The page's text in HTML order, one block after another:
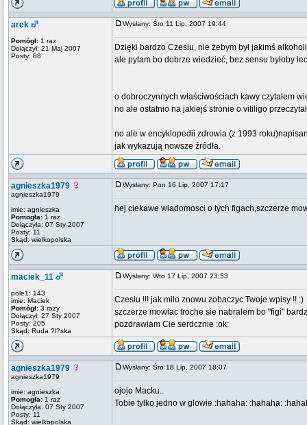
arek
Pomógł: 1 raz
Dołączył: 21 Maj 2007
Posty: 88
Wysłany: Śro 11 Lip, 2007 19:44
Dzięki bardzo Czesiu, nie żebym był jakimś
ale pytam bo dobrze wiedzieć, bez sensu byłoby
o dobroczynnych właściwościach kawy czytałem
no ale ostatnio na jakiejś stronie o vitiligo
no ale w encyklopedii zdrowia (z 1993
jak wykazują nowsze źródła.
agnieszka1979
agnieszka1979
imie: agnieszka
Pomogła: 1 raz
Dołączyła: 07 Sty 2007
Posty: 11
Skąd: wielkopolska
Wysłany: Pon 16 Lip, 2007 17:17
hej ciekawe wiadomosci o tych figach,szczerze
maciek_11
pole1: 143
imie: Maciek
Pomógł: 3 razy
Dołączył: 27 Sty 2007
Posty: 205
Skąd: Ruda ?l?ska
Wysłany: Wto 17 Lip, 2007 23:53
Czesiu !!! jak milo znowu zobaczyc Twoje wpisy !! :)
szczerze mowiac troche sie nabralem bo "figi"
pozdrawiam Cie serdcznie :ok:
agnieszka1979
agnieszka1979
imie: agnieszka
Pomogła: 1 raz
Dołączyła: 07 Sty 2007
Posty: 11
Skąd: wielkopolska
Wysłany: Śro 18 Lip, 2007 18:07
ojojo Macku..
Tobie tylko jedno w glowie :hahaha: :hahaha: